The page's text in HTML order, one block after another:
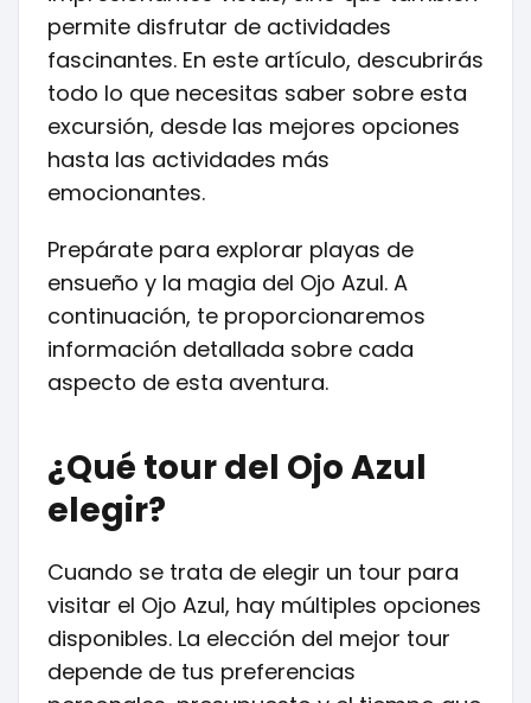
permite disfrutar de actividades
fascinantes. En este artículo, descubrirás
todo lo que necesitas saber sobre esta
excursión, desde las mejores opciones
hasta las actividades más
emocionantes.
Prepárate para explorar playas de
ensueño y la magia del Ojo Azul. A
continuación, te proporcionaremos
información detallada sobre cada
aspecto de esta aventura.
¿Qué tour del Ojo Azul
elegir?
Cuando se trata de elegir un tour para
visitar el Ojo Azul, hay múltiples opciones
disponibles. La elección del mejor tour
depende de tus preferencias